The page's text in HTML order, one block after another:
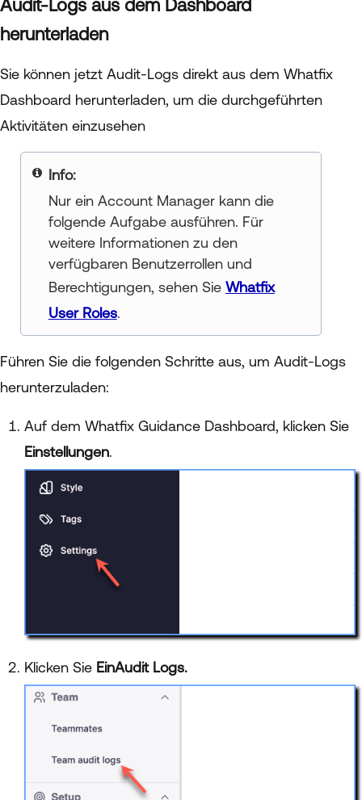
Audit-Logs aus dem Dashboard
herunterladen
Sie können jetzt Audit-Logs direkt aus dem Whatfix
Dashboard herunterladen, um die durchgeführten
Aktivitäten einzusehen
Your title goes here
Nur ein Account Manager kann die
folgende Aufgabe ausführen. Für
weitere Informationen zu den
verfügbaren Benutzerrollen und
Berechtigungen, sehen Sie Whatfix
User Roles.
Führen Sie die folgenden Schritte aus, um Audit-Logs
herunterzuladen:
Auf dem Whatfix Guidance Dashboard, klicken Sie
Einstellungen.
Klicken Sie EinAudit Logs.